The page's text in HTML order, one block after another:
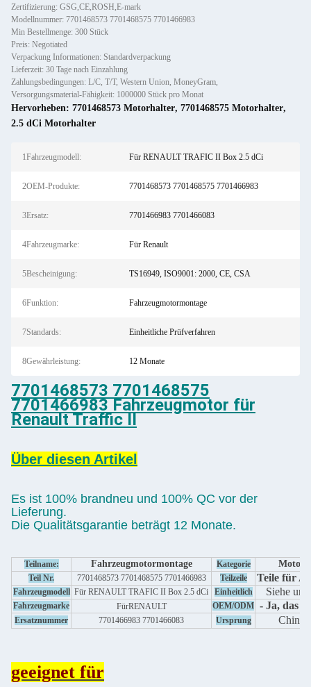
Zertifizierung: GSG,CE,ROSH,E-mark
Modellnummer: 7701468573 7701468575 7701466983
Min Bestellmenge: 300 Stück
Preis: Negotiated
Verpackung Informationen: Standardverpackung
Lieferzeit: 30 Tage nach Einzahlung
Zahlungsbedingungen: L/C, T/T, Western Union, MoneyGram,
Versorgungsmaterial-Fähigkeit: 1000000 Stück pro Monat
Hervorheben: 7701468573 Motorhalter, 7701468575 Motorhalter,
2.5 dCi Motorhalter
1Fahrzeugmodell: Für RENAULT TRAFIC II Box 2.5 dCi
2OEM-Produkte: 7701468573 7701468575 7701466983
3Ersatz: 7701466983 7701466083
4Fahrzeugmarke: Für Renault
5Bescheinigung: TS16949, ISO9001: 2000, CE, CSA
6Funktion: Fahrzeugmotormontage
7Standards: Einheitliche Prüfverfahren
8Gewährleistung: 12 Monate
7701468573 7701468575
7701466983 Fahrzeugmotor für
Renault Traffic II
Über diesen Artikel
Es ist 100% brandneu und 100% QC vor der
Lieferung.
Die Qualitätsgarantie beträgt 12 Monate.
Teilname: Fahrzeugmotormontage Kategorie Motor
Teil Nr. 7701468573 7701468575 7701466983 Teilzeile Teile für
Fahrzeugmodell Für RENAULT TRAFIC II Box 2.5 dCi Einheitlich Siehe
Fahrzeugmarke FürRENAULT OEM/ODM - Ja, das
Ersatznummer 7701466983 7701466083 Ursprung China
geeignet für